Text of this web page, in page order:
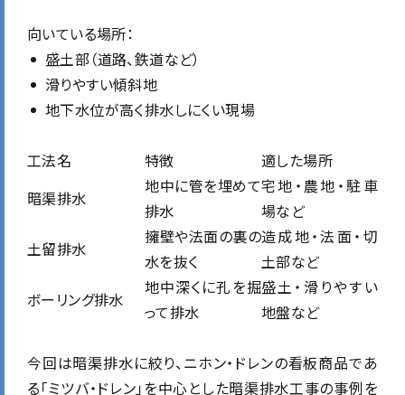
向いている場所：
盛土部（道路、鉄道など）
滑りやすい傾斜地
地下水位が高く排水しにくい現場
工法名 特徴
適した場所
暗渠排水
地中に管を埋めて
排水
宅地・農地・駐車
場など
土留排水
擁壁や法面の裏の
水を抜く
造成地・法面・切
土部など
ボーリング排水
地中深くに孔を掘
って排水
盛土・滑りやすい
地盤など
今回は暗渠排水に絞り、ニホン・ドレンの看板商品であ
る「ミツバ・ドレン」を中心とした暗渠排水工事の事例を